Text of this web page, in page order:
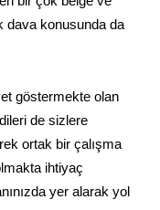
dava konusunda da
göstermekte olan
de sizlere
ortak bir çalışma
ihtiyaç
yer alarak yol